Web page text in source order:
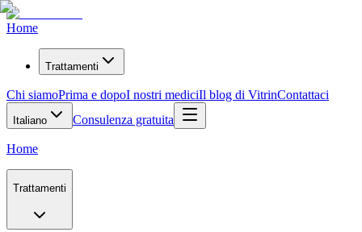
Home
Trattamenti
Chi siamoPrima e dopoI nostri mediciIl blog di VitrinContattaci
Italiano Consulenza gratuita
Home
Trattamenti